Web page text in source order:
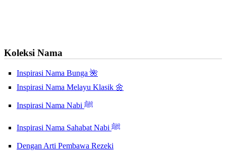
Koleksi Nama
Inspirasi Nama Bunga 🌺
Inspirasi Nama Melayu Klasik 🌼
Inspirasi Nama Nabi ﷺ
Inspirasi Nama Sahabat Nabi ﷺ
Dengan Arti Pembawa Rezeki